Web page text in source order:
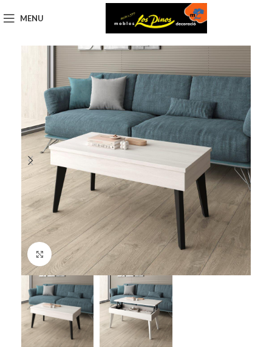
MENU
Click to enlarge